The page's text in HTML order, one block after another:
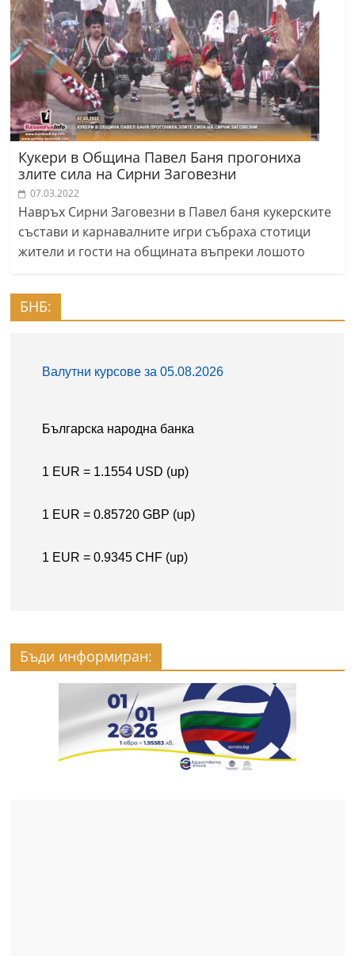
Кукери в Община Павел Баня прогониха
злите сила на Сирни Заговезни
07.03.2022
Навръх Сирни Заговезни в Павел баня кукерските
състави и карнавалните игри събраха стотици
жители и гости на общината въпреки лошото
БНБ:
Бъди информиран: